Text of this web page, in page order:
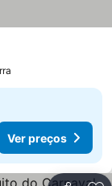
Ver preços